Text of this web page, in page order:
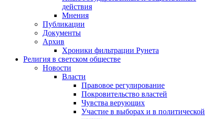
действия
Мнения
Публикации
Документы
Архив
Хроники фильтрации Рунета
Религия в светском обществе
Новости
Власти
Правовое регулирование
Покровительство властей
Чувства верующих
Участие в выборах и в политической